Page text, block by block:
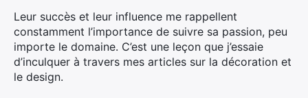
Leur succès et leur influence me rappellent
constamment l’importance de suivre sa passion, peu
importe le domaine. C’est une leçon que j’essaie
d’inculquer à travers mes articles sur la décoration et
le design.